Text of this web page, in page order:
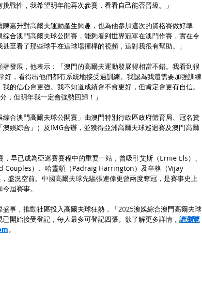
戰性，我希望明年能再次參賽，看看自己能否晉級。」
嘉升對高爾夫運動產生興趣，也為他參加這次的資格賽做好準
合澳門高爾夫球公開賽，能夠看到世界冠軍在澳門作賽，實在令
至看了那些球手在這球場揮桿的視頻，這對我很有幫助。」
發展，他表示：「澳門的高爾夫運動發展得相當不錯。我看到很
好，看得出他們都有系統地接受過訓練。我認為我還需要加強訓練
的信心會更強。我不知道成績會不會更好，但肯定會更有自信。
，但明年我一定會強勢回歸！」
合澳門高爾夫球公開賽」由澳門特別行政區政府體育局、冠名贊
娛綜合」）及IMG合辦，並獲得亞洲高爾夫球巡迴賽及澳門高爾
早已成為亞巡賽賽程中的重要一站，曾吸引艾斯（Ernie Els）、
Couples）、哈靈頓（Padraig Harrington）及辛格（Vijay
盛況空前。中國高爾夫球先驅張連偉更曾兩度奪冠，是賽事史上
屆賽事。
事，推動社區投入高爾夫球狂熱，「2025澳娛綜合澳門高爾夫球
開始接受登記，每人最多可登記四張。欲了解更多詳情， 請瀏覽
。